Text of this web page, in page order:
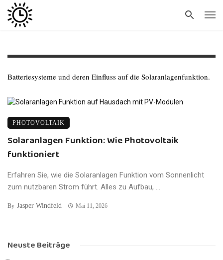
Batteriesysteme und deren Einfluss auf die Solaranlagenfunktion.
PHOTOVOLTAIK
Solaranlagen Funktion: Wie Photovoltaik
funktioniert
Erfahren Sie, wie die Solaranlagen Funktion vom Sonnenlicht
zum nutzbaren Strom führt. Alles zu Aufbau, ...
By Jasper Windfeld Mai 11, 2026
Neuste Beiträge